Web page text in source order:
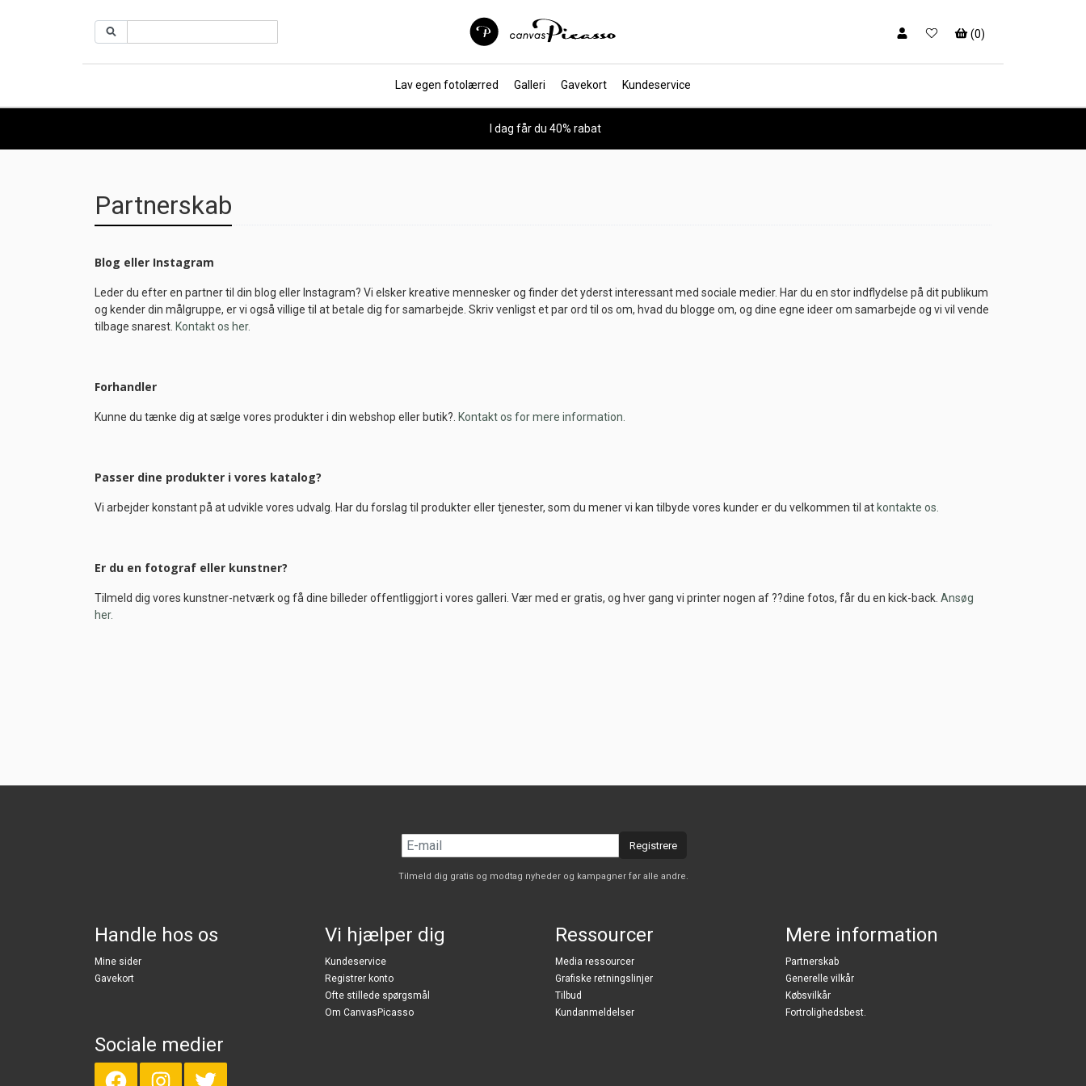
(0)
Lav egen fotolærred Galleri Gavekort Kundeservice
I dag får du 40% rabat
Partnerskab
Blog eller Instagram
Leder du efter en partner til din blog eller Instagram? Vi elsker kreative mennesker og finder det yderst interessant med sociale medier. Har du en stor indflydelse på dit publikum
og kender din målgruppe, er vi også villige til at betale dig for samarbejde. Skriv venligst et par ord til os om, hvad du blogge om, og dine egne ideer om samarbejde og vi vil vende
tilbage snarest. Kontakt os her.
Forhandler
Kunne du tænke dig at sælge vores produkter i din webshop eller butik?. Kontakt os for mere information.
Passer dine produkter i vores katalog?
Vi arbejder konstant på at udvikle vores udvalg. Har du forslag til produkter eller tjenester, som du mener vi kan tilbyde vores kunder er du velkommen til at kontakte os.
Er du en fotograf eller kunstner?
Tilmeld dig vores kunstner-netværk og få dine billeder offentliggjort i vores galleri. Vær med er gratis, og hver gang vi printer nogen af ??dine fotos, får du en kick-back. Ansøg
her.
Registrere
Tilmeld dig gratis og modtag nyheder og kampagner før alle andre.
Handle hos os
Mine sider
Gavekort
Vi hjælper dig
Kundeservice
Registrer konto
Ofte stillede spørgsmål
Om CanvasPicasso
Ressourcer
Media ressourcer
Grafiske retningslinjer
Tilbud
Kundanmeldelser
Mere information
Partnerskab
Generelle vilkår
Købsvilkår
Fortrolighedsbest.
Sociale medier